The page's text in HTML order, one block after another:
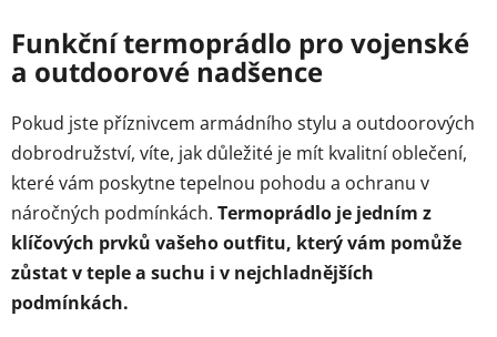
l
á
d
a
c
í
p
r
v
k
y
Funkční termoprádlo pro vojenské
a outdoorové nadšence
Pokud jste příznivcem armádního stylu a outdoorových
dobrodružství, víte, jak důležité je mít kvalitní oblečení,
které vám poskytne tepelnou pohodu a ochranu v
náročných podmínkách. Termoprádlo je jedním z
klíčových prvků vašeho outfitu, který vám pomůže
zůstat v teple a suchu i v nejchladnějších
podmínkách.